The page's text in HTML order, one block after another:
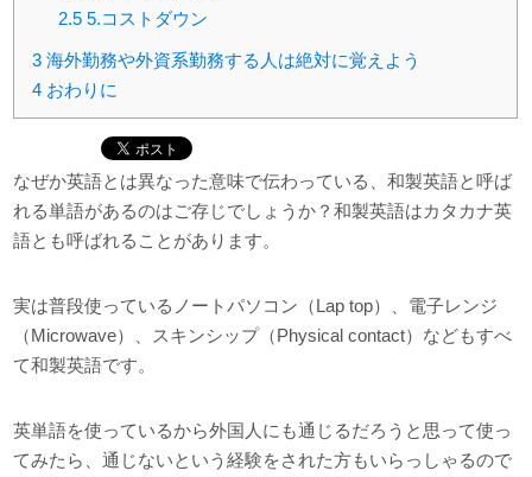
2.5 5.コストダウン
3 海外勤務や外資系勤務する人は絶対に覚えよう
4 おわりに
なぜか英語とは異なった意味で伝わっている、和製英語と呼ば
れる単語があるのはご存じでしょうか？和製英語はカタカナ英
語とも呼ばれることがあります。
実は普段使っているノートパソコン（Lap top）、電子レンジ
（Microwave）、スキンシップ（Physical contact）などもすべ
て和製英語です。
英単語を使っているから外国人にも通じるだろうと思って使っ
てみたら、通じないという経験をされた方もいらっしゃるので